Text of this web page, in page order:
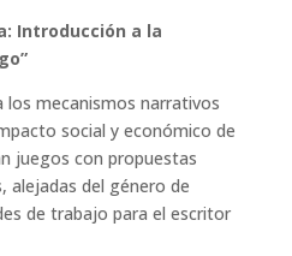
Introducción a la
los mecanismos narrativos
social y económico de
juegos con propuestas
alejadas del género de
de trabajo para el escritor